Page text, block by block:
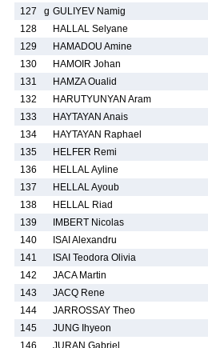
127
g GULIYEV Namig
128
HALLAL Selyane
129
HAMADOU Amine
130
HAMOIR Johan
131
HAMZA Oualid
132
HARUTYUNYAN Aram
133
HAYTAYAN Anais
134
HAYTAYAN Raphael
135
HELFER Remi
136
HELLAL Ayline
137
HELLAL Ayoub
138
HELLAL Riad
139
IMBERT Nicolas
140
ISAI Alexandru
141
ISAI Teodora Olivia
142
JACA Martin
143
JACQ Rene
144
JARROSSAY Theo
145
JUNG Ihyeon
146
JURAN Gabriel